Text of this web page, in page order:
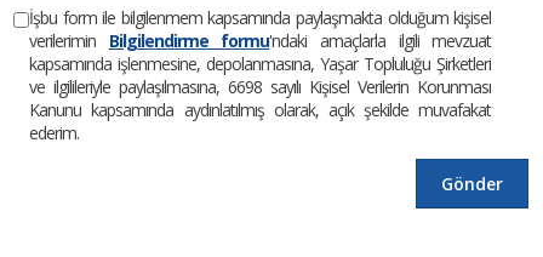
İşbu form ile bilgilenmem kapsamında paylaşmakta olduğum kişisel
verilerimin Bilgilendirme formu'ndaki amaçlarla ilgili mevzuat
kapsamında işlenmesine, depolanmasına, Yaşar Topluluğu Şirketleri
ve ilgilileriyle paylaşılmasına, 6698 sayılı Kişisel Verilerin Korunması
Kanunu kapsamında aydınlatılmış olarak, açık şekilde muvafakat
ederim.